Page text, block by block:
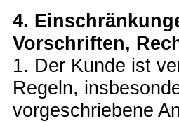
4.
Vorschriften,
1. Der Kunde ist
Regeln,
vorgeschriebene